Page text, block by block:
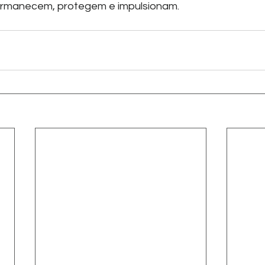
protegem e impulsionam.